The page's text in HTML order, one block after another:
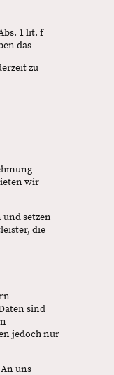
1 lit. f
das
zu
wir
setzen
die
sind
jedoch nur
uns